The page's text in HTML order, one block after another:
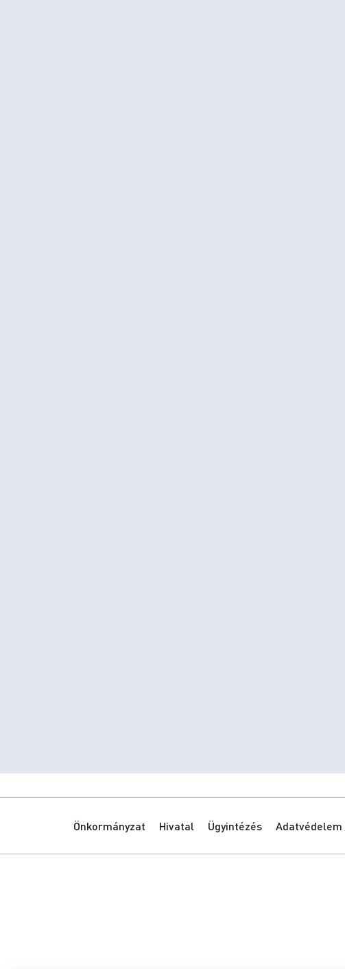
Önkormányzat Hivatal Ügyintézés